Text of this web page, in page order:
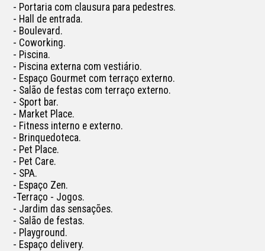
- Portaria com clausura para pedestres.
- Hall de entrada.
- Boulevard.
- Coworking.
- Piscina.
- Piscina externa com vestiário.
- Espaço Gourmet com terraço externo.
- Salão de festas com terraço externo.
- Sport bar.
- Market Place.
- Fitness interno e externo.
- Brinquedoteca.
- Pet Place.
- Pet Care.
- SPA.
- Espaço Zen.
-Terraço - Jogos.
- Jardim das sensações.
- Salão de festas.
- Playground.
- Espaço delivery.